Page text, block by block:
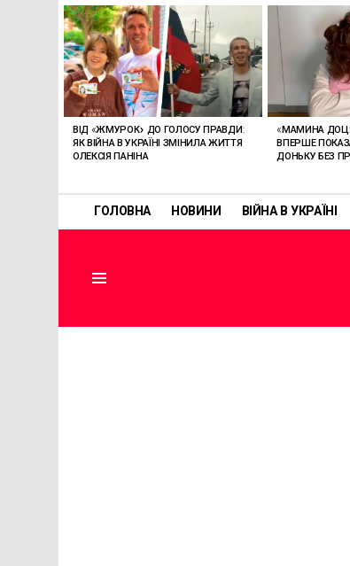
ГОЛОВНА НОВИНИ ВІЙНА В УКРАЇНІ
ОСТАННІ
СТАТТІ
ВІД «ЖМУРОК» ДО ГОЛОСУ ПРАВДИ:
ЯК ВІЙНА В УКРАЇНІ ЗМІНИЛА ЖИТТЯ
ОЛЕКСІЯ ПАНІНА
«МАМИНА
ВПЕРШЕ
ДОНЬКУ БЕЗ